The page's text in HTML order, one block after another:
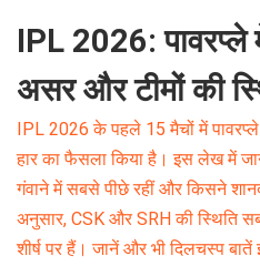
IPL 2026: पावरप्ले
असर और टीमों की
IPL 2026 के पहले 15 मैचों में
हार का फैसला किया है। इस लेख में
गंवाने में सबसे पीछे रहीं और किसने
अनुसार, CSK और SRH की स्थिति
शीर्ष पर हैं। जानें और भी दिलचस्प